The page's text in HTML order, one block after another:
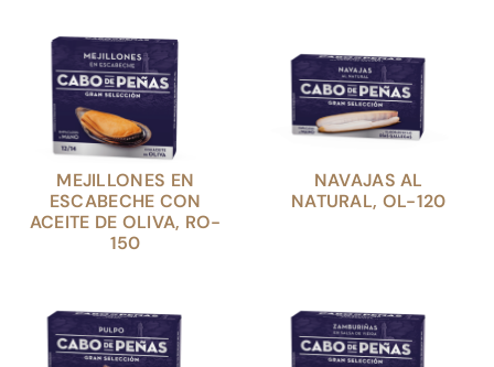
MEJILLONES EN
ESCABECHE CON
ACEITE DE OLIVA, RO-
150
NAVAJAS AL
NATURAL, OL-120